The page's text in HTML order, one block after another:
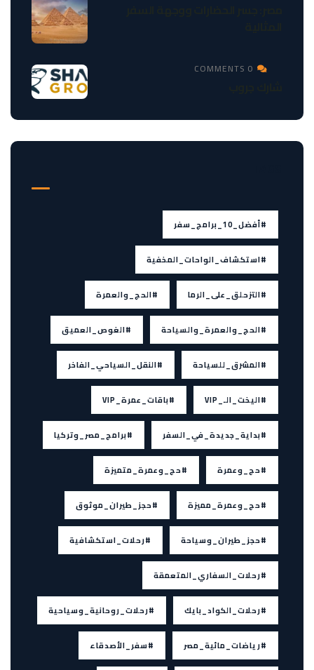
0 COMMENTS
#أفضل_10_برامج_سفر
#استكشاف_الواحات_المخفية
#التزحلق_على_الرما #الحج_والعمرة
#الحج_والعمرة_والسياحة #الغوص_العميق
#المشرق_للسياحة #النقل_السياحي_الفاخر
#اليخت_الـ_VIP #باقات_عمرة_VIP
#بداية_جديدة_في_السفر #برامج_مصر_وتركيا
#حج_وعمرة #حج_وعمرة_متميزة
#حج_وعمرة_مميزة #حجز_طيران_موثوق
#حجز_طيران_وسياحة #رحلات_استكشافية
#رحلات_السفاري_المتعمقة
#رحلات_الكواد_بايك #رحلات_روحانية_وسياحية
#رياضات_مائية_مصر #سفر_الأصدقاء